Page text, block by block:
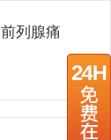
前列腺痛